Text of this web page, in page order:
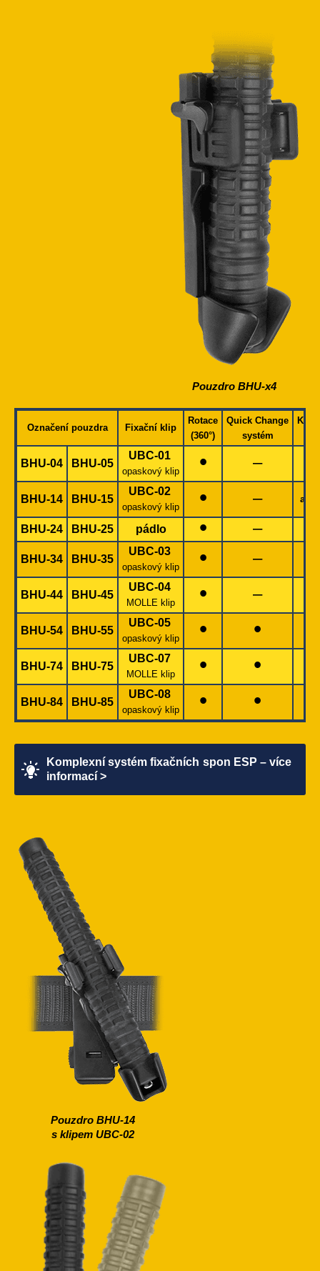
Pouzdro BHU-x4
Označení pouzdra Fixační klip
Rotace
(360°)
Quick Change
systém
BHU-04 BHU-05
UBC-01
opaskový klip • –
BHU-14 BHU-15
UBC-02
opaskový klip • –
BHU-24 BHU-25 pádlo • –
BHU-34 BHU-35
UBC-03
opaskový klip • –
BHU-44 BHU-45
UBC-04
MOLLE klip • –
BHU-54 BHU-55
UBC-05
opaskový klip • •
BHU-74 BHU-75
UBC-07
MOLLE klip • •
BHU-84 BHU-85
UBC-08
opaskový klip • •
Komplexní systém fixačních spon ESP – více
informací >
Pouzdro BHU-14
s klipem UBC-02